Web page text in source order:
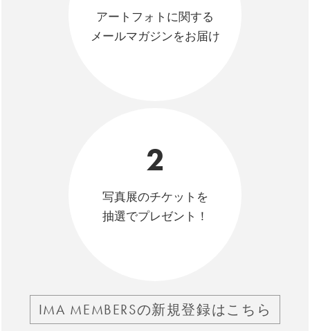
アートフォトに関する
メールマガジンをお届け
2
写真展のチケットを
抽選でプレゼント！
IMA MEMBERSの新規登録はこちら